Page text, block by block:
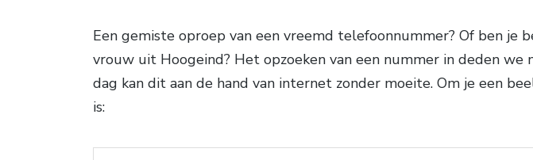
Een gemiste oproep van een vreemd telefoonnummer? Of ben je
vrouw uit Hoogeind? Het opzoeken van een nummer in deden we
dag kan dit aan de hand van internet zonder moeite. Om je een
is: